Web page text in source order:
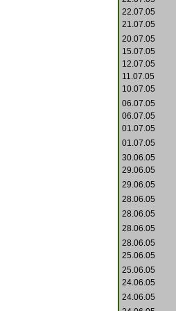
22.07.05
21.07.05
20.07.05
15.07.05
12.07.05
11.07.05
10.07.05
06.07.05
06.07.05
01.07.05
01.07.05
30.06.05
29.06.05
29.06.05
28.06.05
28.06.05
28.06.05
28.06.05
25.06.05
25.06.05
24.06.05
24.06.05